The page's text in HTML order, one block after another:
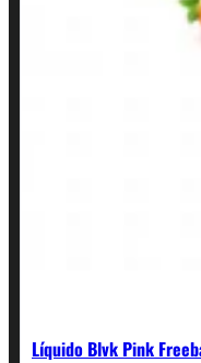
Líquido Blvk Pink